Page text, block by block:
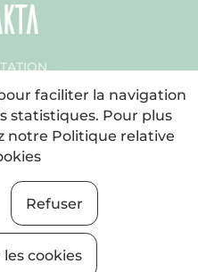
JOUR
faciliter la navigation
statistiques. Pour plus
notre Politique relative
Refuser
cookies